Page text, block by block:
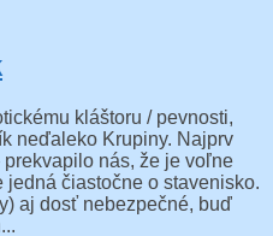
kláštoru / pevnosti,
neďaleko Krupiny. Najprv
nás, že je voľne
jedná čiastočne o stavenisko.
aj dosť nebezpečné, buď